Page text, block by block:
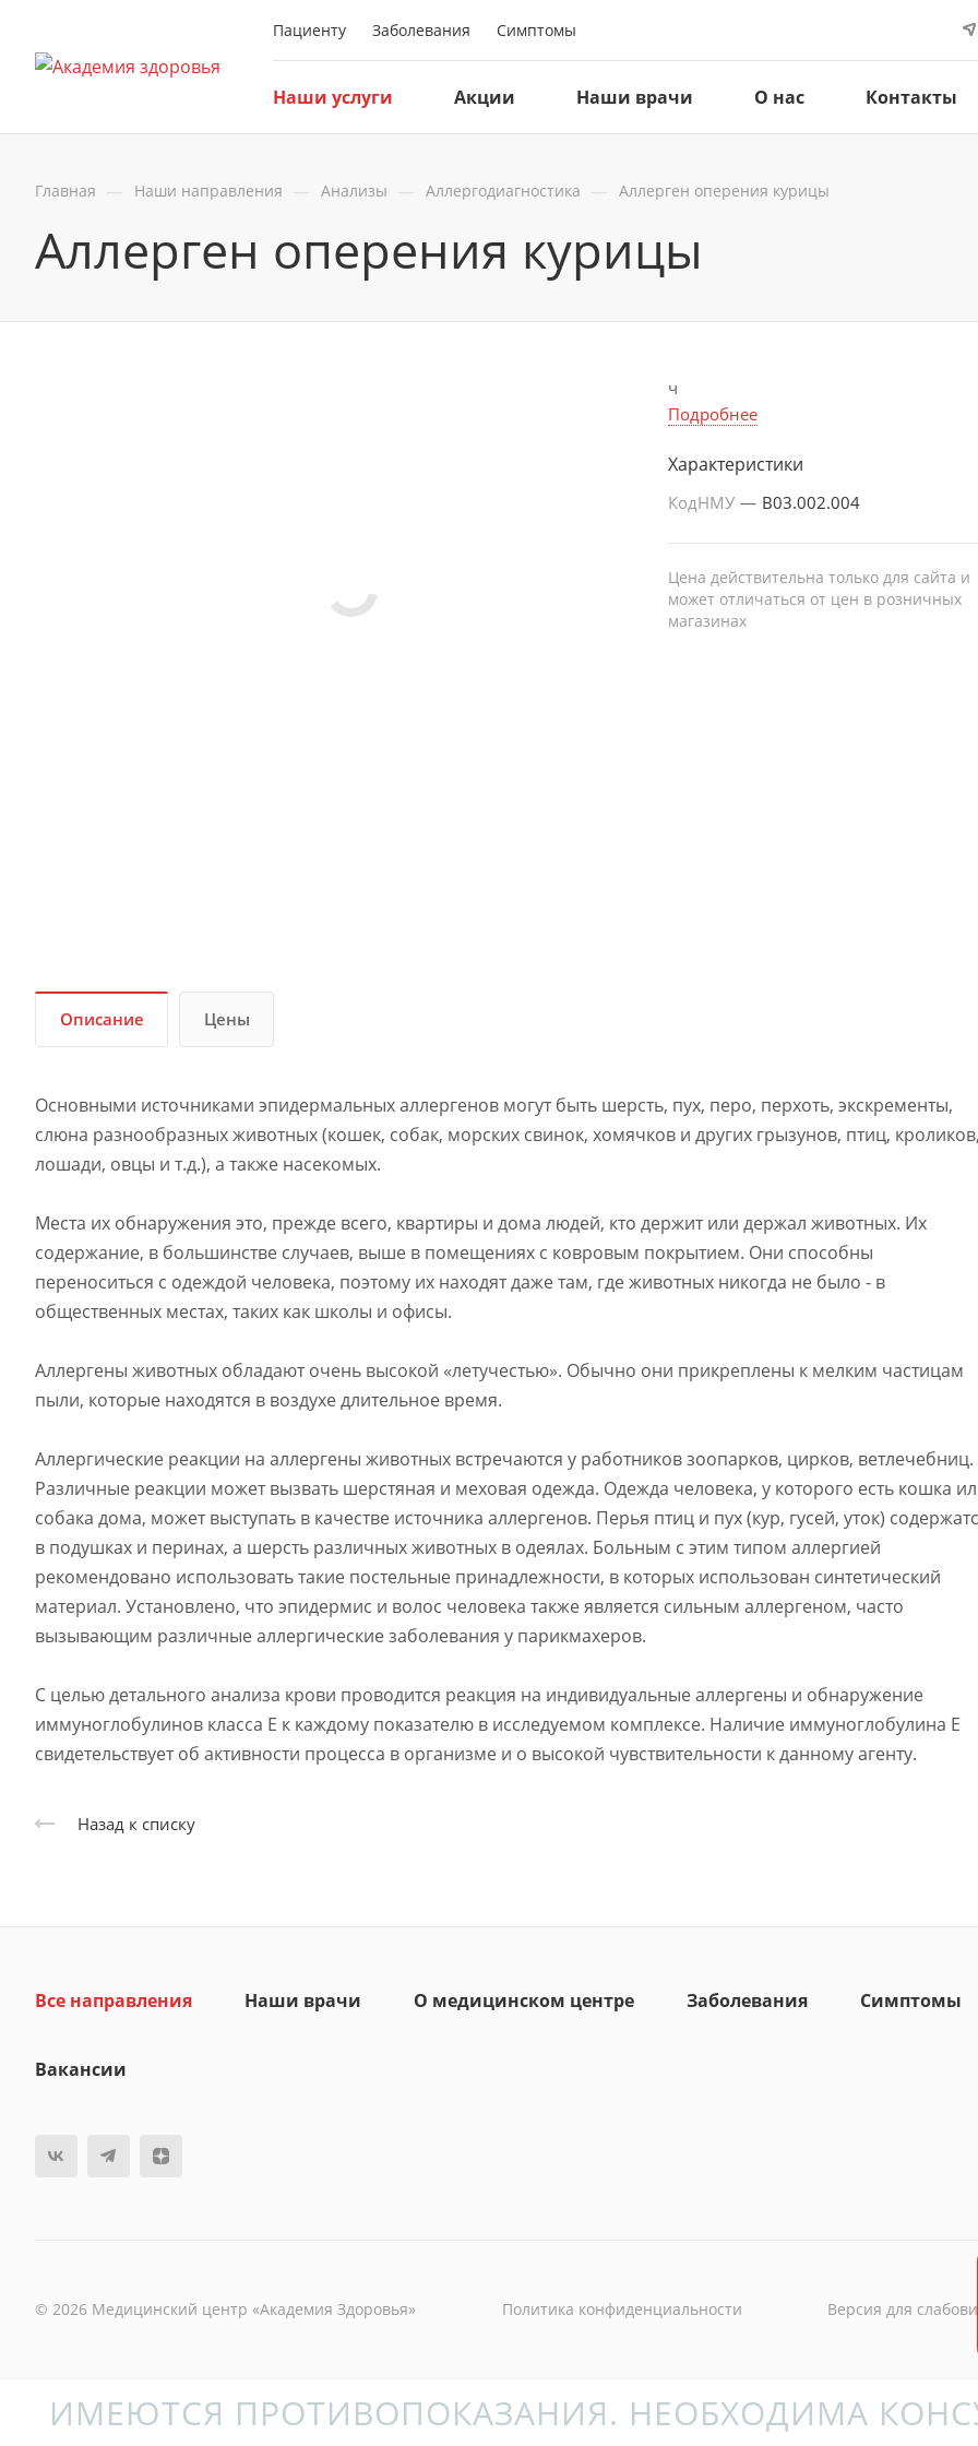
Пациенту Заболевания Симптомы
Наши услуги Акции Наши врачи О нас Контакты
Главная — Наши направления — Анализы — Аллергодиагностика — Аллерген оперения курицы
Аллерген оперения курицы
ч
Подробнее
Характеристики
КодНМУ — B03.002.004
Цена действительна только для сайта и
может отличаться от цен в розничных
магазинах
Описание Цены
Основными источниками эпидермальных аллергенов могут быть шерсть, пух, перо, перхоть, экскременты,
слюна разнообразных животных (кошек, собак, морских свинок, хомячков и других грызунов, птиц,
лошади, овцы и т.д.), а также насекомых.
Места их обнаружения это, прежде всего, квартиры и дома людей, кто держит или держал животных. Их
содержание, в большинстве случаев, выше в помещениях с ковровым покрытием. Они способны
переноситься с одеждой человека, поэтому их находят даже там, где животных никогда не было - в
общественных местах, таких как школы и офисы.
Аллергены животных обладают очень высокой «летучестью». Обычно они прикреплены к мелким частицам
пыли, которые находятся в воздухе длительное время.
Аллергические реакции на аллергены животных встречаются у работников зоопарков, цирков, ветлечебниц.
Различные реакции может вызвать шерстяная и меховая одежда. Одежда человека, у которого есть кошка
собака дома, может выступать в качестве источника аллергенов. Перья птиц и пух (кур, гусей, уток)
в подушках и перинах, а шерсть различных животных в одеялах. Больным с этим типом аллергией
рекомендовано использовать такие постельные принадлежности, в которых использован синтетический
материал. Установлено, что эпидермис и волос человека также является сильным аллергеном, часто
вызывающим различные аллергические заболевания у парикмахеров.
С целью детального анализа крови проводится реакция на индивидуальные аллергены и обнаружение
иммуноглобулинов класса Е к каждому показателю в исследуемом комплексе. Наличие иммуноглобулина Е
свидетельствует об активности процесса в организме и о высокой чувствительности к данному агенту.
Назад к списку
Все направления Наши врачи О медицинском центре Заболевания Симптомы
Вакансии
© 2026 Медицинский центр «Академия Здоровья» Политика конфиденциальности Версия для
ИМЕЮТСЯ ПРОТИВОПОКАЗАНИЯ. НЕОБХОДИМА